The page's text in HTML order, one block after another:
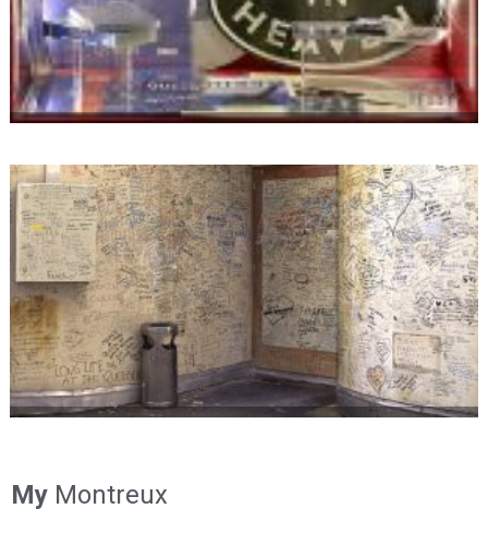
My Montreux